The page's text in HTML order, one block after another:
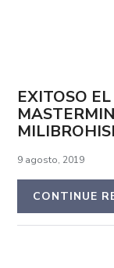
EXITOSO
9 agosto, 2019
CONTINUE